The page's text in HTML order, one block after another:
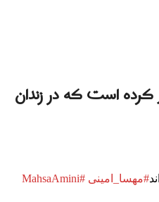
کرده است که در زندان
#مهسا_امینی #MahsaAmini